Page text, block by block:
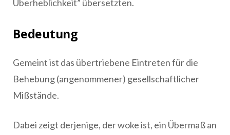
Überheblichkeit” übersetzten.
Bedeutung
Gemeint ist das übertriebene Eintreten für die
Behebung (angenommener) gesellschaftlicher
Mißstände.
Dabei zeigt derjenige, der woke ist, ein Übermaß an